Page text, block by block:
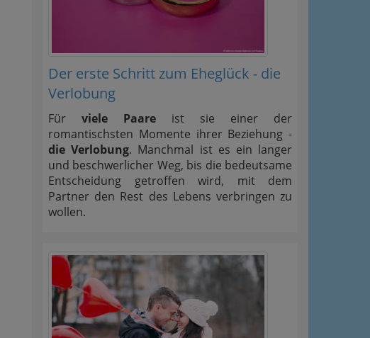
Der erste Schritt zum Eheglück - die
Verlobung
Für viele Paare ist sie einer der
romantischsten Momente ihrer Beziehung -
die Verlobung. Manchmal ist es ein langer
und beschwerlicher Weg, bis die bedeutsame
Entscheidung getroffen wird, mit dem
Partner den Rest des Lebens verbringen zu
wollen.